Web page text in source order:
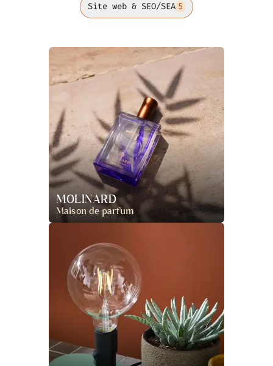
Site web & SEO/SEA 5
MOLINARD
Maison de parfum